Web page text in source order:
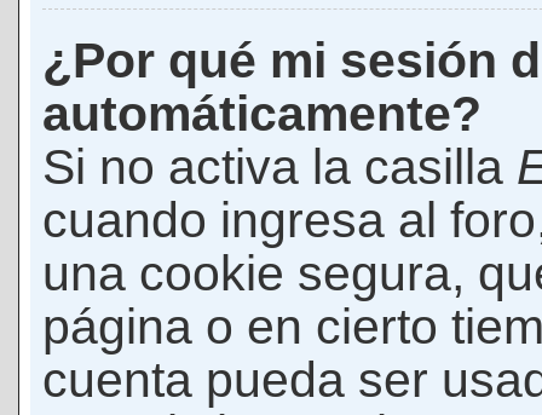
¿Por qué mi sesión
automáticamente?
Si no activa la casilla
cuando ingresa al
una cookie segura,
página o en cierto
cuenta pueda ser